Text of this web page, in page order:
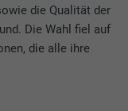
die Qualität der
Die Wahl fiel auf
die alle ihre